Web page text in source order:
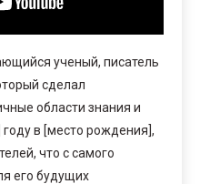
ученый, писатель
сделал
области знания и
в [место рождения],
что с самого
его будущих